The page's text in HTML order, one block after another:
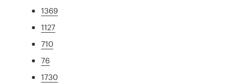
1369
1127
710
76
1730